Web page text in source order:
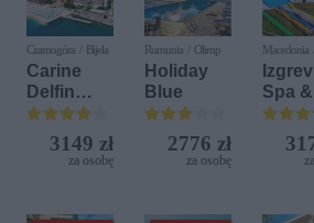
Czarnogóra / Bijela
Carine
Delfin
Bijela (ex.
Iberostar
Bijela
3149 zł
za osobę
Rumunia / Olimp
Holiday
Blue
2776 zł
za osobę
Macedonia
Kamen
Izgrev
Spa &